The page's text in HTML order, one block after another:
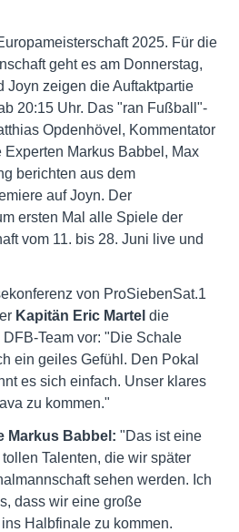
2025. Für die
geht es am Donnerstag,
Joyn zeigen die Auftaktpartie
20:15 Uhr. Das "ran Fußball"-
Opdenhövel, Kommentator
Markus Babbel, Max
berichten aus dem
auf Joyn. Der
ersten Mal alle Spiele der
vom 11. bis 28. Juni live und
von ProSiebenSat.1
Kapitän Eric Martel die
Team vor: "Die Schale
ein geiles Gefühl. Den Pokal
es sich einfach. Unser klares
zu kommen."
Markus Babbel: "Das ist eine
Talenten, die wir später
sehen werden. Ich
dass wir eine große
Halbfinale zu kommen.